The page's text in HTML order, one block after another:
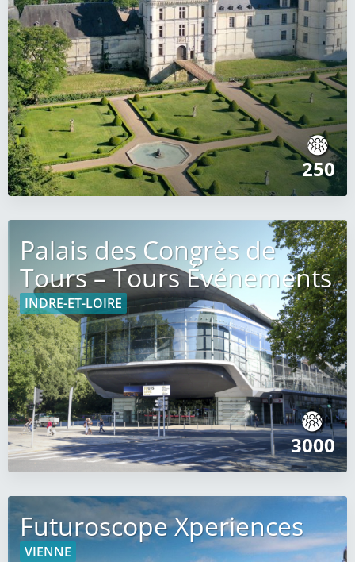
250
Palais des Congrès de
Tours – Tours Événements
INDRE-ET-LOIRE
3000
Futuroscope Xperiences
VIENNE